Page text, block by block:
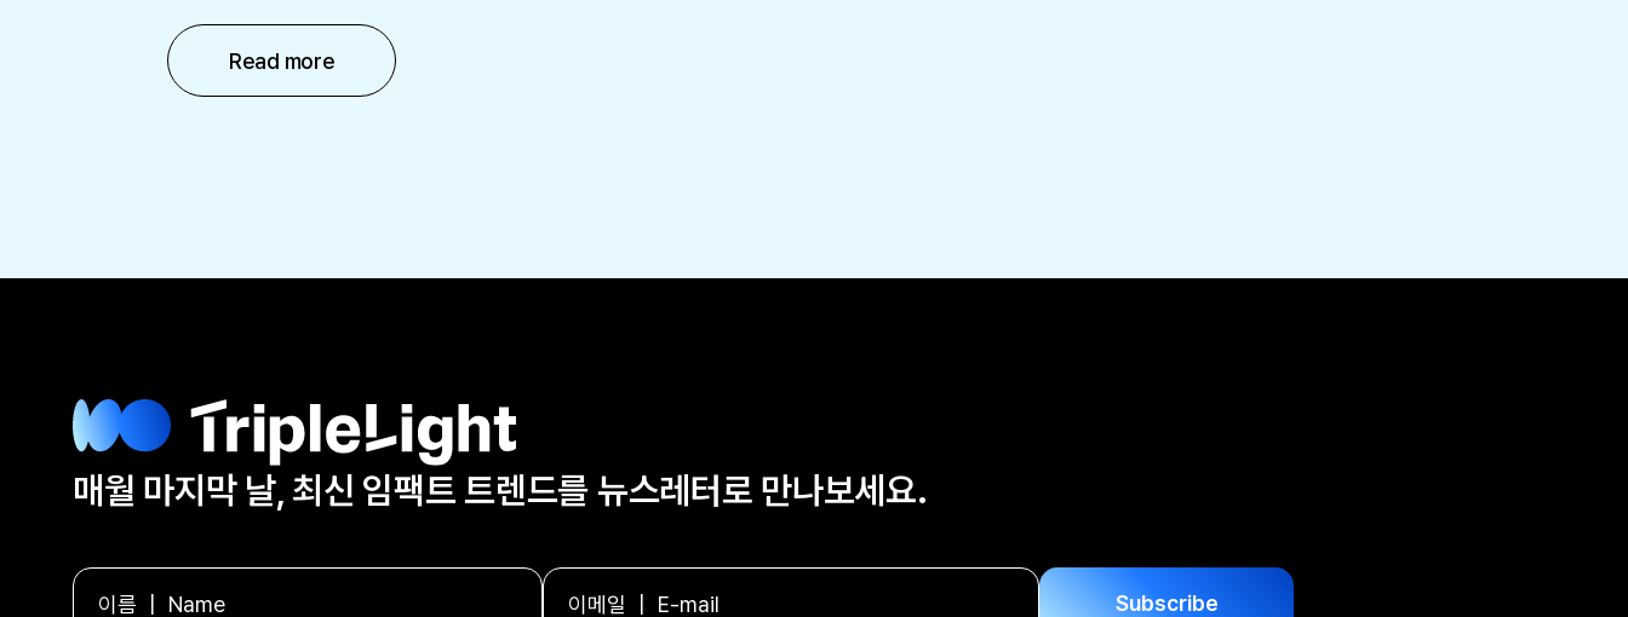
Read more
매월 마지막 날, 최신 임팩트 트렌드를 뉴스레터로 만나보세요.